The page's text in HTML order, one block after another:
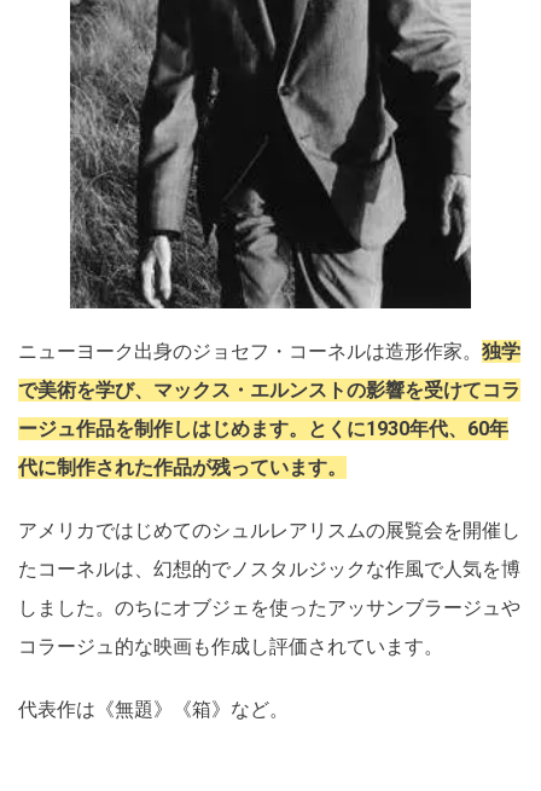
ニューヨーク出身のジョセフ・コーネルは造形作家。 独学
で美術を学び、マックス・エルンストの影響を受けてコラ
ージュ作品を制作しはじめます。とくに1930年代、60年
代に制作された作品が残っています。
アメリカではじめてのシュルレアリスムの展覧会を開催し
たコーネルは、幻想的でノスタルジックな作風で人気を博
しました。のちにオブジェを使ったアッサンブラージュや
コラージュ的な映画も作成し評価されています。
代表作は《無題》《箱》など。